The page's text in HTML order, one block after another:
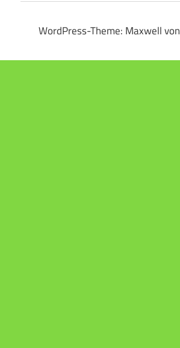
WordPress-Theme: Maxwell von